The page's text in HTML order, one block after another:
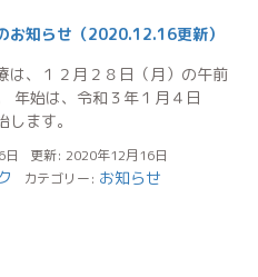
お知らせ（2020.12.16更新）
は、１２月２８日（月）の午前
年始は、令和３年１月４日
します。
日
更新: 2020年12月16日
カテゴリー: お知らせ